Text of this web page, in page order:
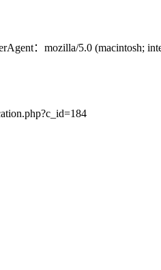
：mozilla/5.0 (macintosh;